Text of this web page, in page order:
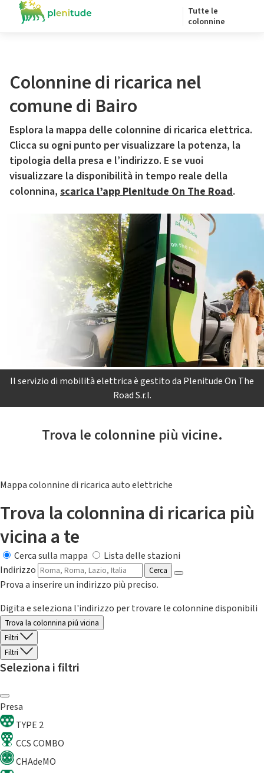
Tutte le
colonnine
Colonnine di ricarica nel
comune di Bairo
Esplora la mappa delle colonnine di ricarica elettrica.
Clicca su ogni punto per visualizzare la potenza, la
tipologia della presa e l’indirizzo. E se vuoi
visualizzare la disponibilità in tempo reale della
colonnina, scarica l’app Plenitude On The Road.
Il servizio di mobilità elettrica è gestito da Plenitude On The
Road S.r.l.
Trova le colonnine più vicine.
Mappa colonnine di ricarica auto elettriche
Trova la colonnina di ricarica più
vicina a te
Cerca sulla mappa
Lista delle stazioni
Indirizzo
Cerca
Prova a inserire un indirizzo più preciso.
Digita e seleziona l'indirizzo per trovare le colonnine disponibili
Trova la colonnina piú vicina
Filtri
Filtri
Seleziona i filtri
Presa
TYPE 2
CCS COMBO
CHAdeMO